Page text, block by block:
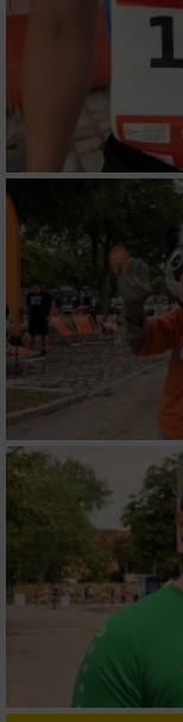
von
Erstellung von
Verwendung von
personalisierter
Erstellung von
von Inhalten
Verwendung von
personalisierter
Messung der
Messung der
Analyse von
oder
verschiedenen
Entwicklung und
Verwendung
von Inhalten
IAB-Besonderheiten: